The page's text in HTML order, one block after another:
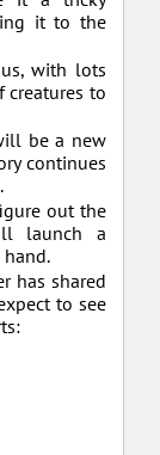
it to the
with lots
creatures to
be a new
continues
out the
launch a
has shared
to see